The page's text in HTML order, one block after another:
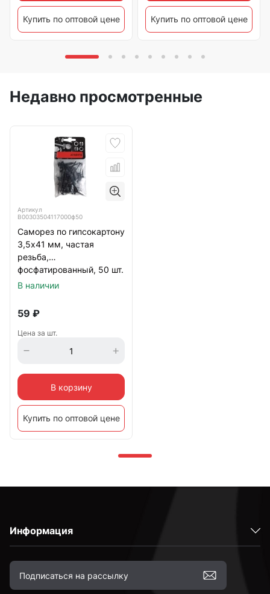
Купить по оптовой цене Купить по оптовой цене
Недавно просмотренные
Артикул
B00303504117000ф50
Саморез по гипсокартону
3,5х41 мм, частая
резьба,
фосфатированный, 50 шт.
В наличии
59 ₽
Цена за шт.
В корзину
Купить по оптовой цене
Информация